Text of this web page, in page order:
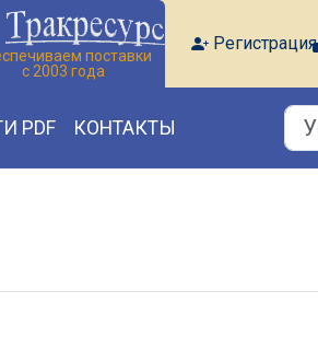
поставки
с 2003 года
Регистрация
PDF КОНТАКТЫ